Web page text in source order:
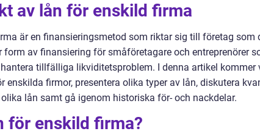
av lån för enskild firma
är en finansieringsmetod som riktar sig till företag som
form av finansiering för småföretagare och entreprenörer
tillfälliga likviditetsproblem. I denna artikel kommer
enskilda firmor, presentera olika typer av lån, diskutera
lån samt gå igenom historiska för- och nackdelar.
för enskild firma?